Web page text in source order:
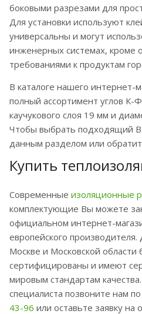
боковыми разрезами для
Для установки используют
универсальны и могут
инженерных системах, кроме
требованиями к продуктам
В каталоге нашего интернет-
полный ассортимент углов
каучукового слоя 19 мм и
Чтобы выбрать подходящий
данным разделом или
Купить
Современные изоляционные
комплектующие Вы можете
официальном интернет-
европейского
Москве и Московской области
сертифицированы и имеют
мировым стандартам
специалиста позвоните нам
43-96 или оставьте заявку на